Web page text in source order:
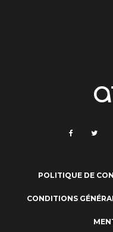
POLITIQUE DE
CONDITIONS